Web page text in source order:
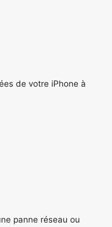
de votre iPhone à
panne réseau ou